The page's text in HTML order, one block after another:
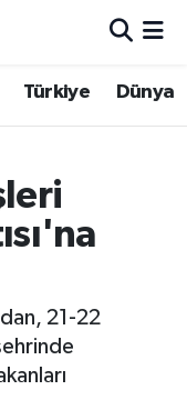
Türkiye Dünya
21-22